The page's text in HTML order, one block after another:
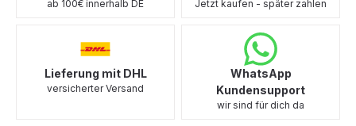
ab 100€ innerhalb DE Jetzt kaufen - später zahlen
Lieferung mit DHL
versicherter Versand
WhatsApp
Kundensupport
wir sind für dich da